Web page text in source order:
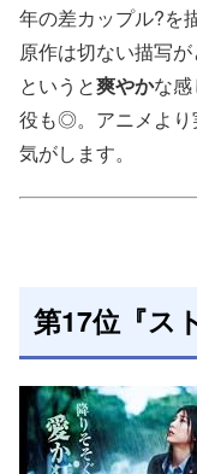
年の差カップル?を
原作は切ない描写
というと爽やかな
役も◎。アニメより
気がします。
第17位『ス